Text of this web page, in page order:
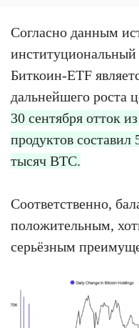
Согласно данным
институциональный
Биткоин-ETF
дальнейшего роста
30 сентября отток
продуктов
тысяч BTC.
Соответственно,
положительным,
серьёзным